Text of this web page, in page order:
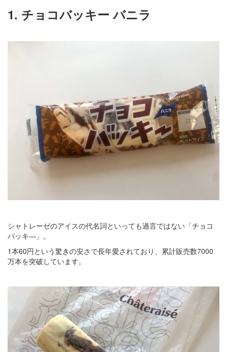
1. チョコバッキー バニラ
シャトレーゼのアイスの代名詞といっても過言ではない「チョコ
バッキ―」。
1本60円という驚きの安さで長年愛されており、累計販売数7000
万本を突破しています。